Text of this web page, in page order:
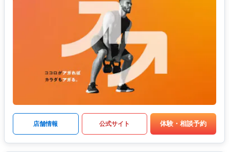
店舗情報 公式サイト 体験・相談予約